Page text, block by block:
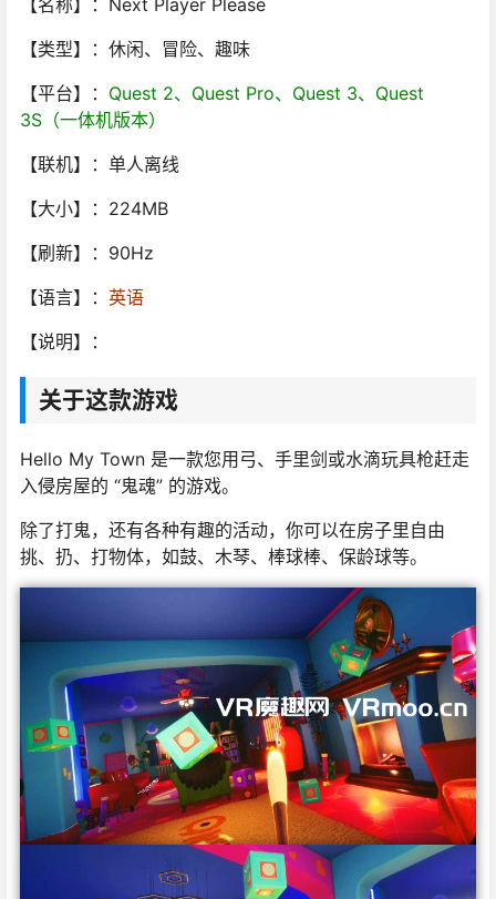
【名称】：Next Player Please
【类型】：休闲、冒险、趣味
【平台】： Quest 2、Quest Pro、Quest 3、Quest
3S（一体机版本）
【联机】：单人离线
【大小】：224MB
【刷新】：90Hz
【语言】： 英语
【说明】：
关于这款游戏
Hello My Town 是一款您用弓、手里剑或水滴玩具枪赶走
入侵房屋的 “鬼魂” 的游戏。
除了打鬼，还有各种有趣的活动，你可以在房子里自由
挑、扔、打物体，如鼓、木琴、棒球棒、保龄球等。